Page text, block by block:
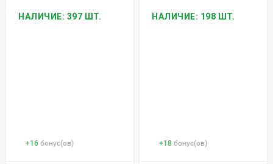
НАЛИЧИЕ: 397 ШТ.
+16 бонус(ов)
НАЛИЧИЕ: 198 ШТ.
+18 бонус(ов)